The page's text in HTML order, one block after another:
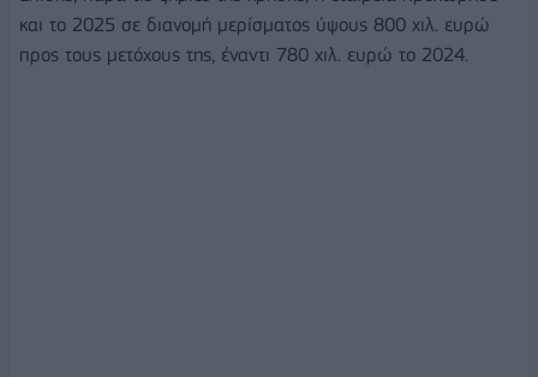
και το 2025 σε διανομή μερίσματος ύψους 800 χιλ. ευρώ
προς τους μετόχους της, έναντι 780 χιλ. ευρώ το 2024.